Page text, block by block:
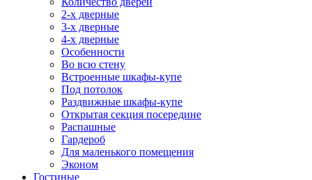
2-х дверные
3-х дверные
4-х дверные
Особенности
Во всю стену
Встроенные шкафы-купе
Под потолок
Раздвижные шкафы-купе
Открытая секция посередине
Распашные
Гардероб
Для маленького помещения
Эконом
Гостиные